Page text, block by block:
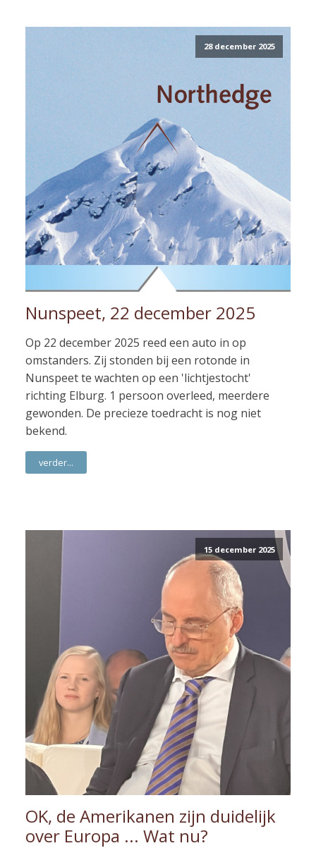
28 december 2025
Nunspeet, 22 december 2025
Op 22 december 2025 reed een auto in op
omstanders. Zij stonden bij een rotonde in
Nunspeet te wachten op een 'lichtjestocht'
richting Elburg. 1 persoon overleed, meerdere
gewonden. De precieze toedracht is nog niet
bekend.
verder...
15 december 2025
OK, de Amerikanen zijn duidelijk
over Europa ... Wat nu?